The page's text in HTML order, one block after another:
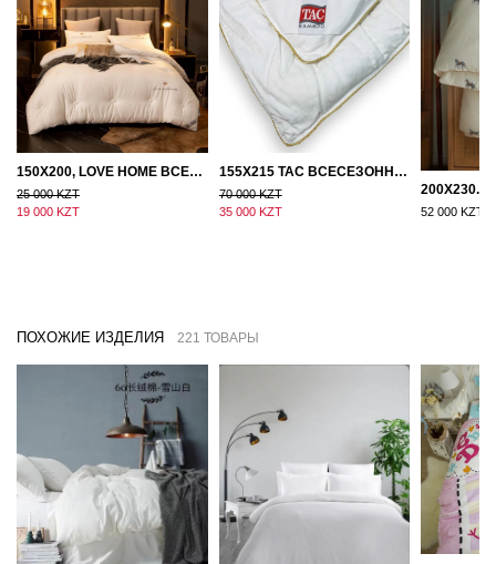
150Х200, LOVE HOME ВСЕСЕЗОННОЕ ОДЕЯЛО ИЗ ХЛОПКА С НАПОЛНИТЕЛЕМ МИКРОГЕЛЬ
25 000 KZT
19 000 KZT
155Х215 TAC ВСЕСЕЗОННОЕ ХЛОПКОВОЕ ОДЕЯЛО ИЗ БАМБУКОВОГО ВОЛОКНА
70 000 KZT
35 000 KZT
52 000 KZT
ПОХОЖИЕ ИЗДЕЛИЯ 221 ТОВАРЫ